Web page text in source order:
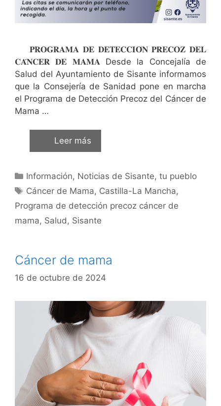
𝐏𝐑𝐎𝐆𝐑𝐀𝐌𝐀 𝐃𝐄 𝐃𝐄𝐓𝐄𝐂𝐂𝐈𝐎́𝐍 𝐏𝐑𝐄𝐂𝐎𝐙 𝐃𝐄𝐋
𝐂𝐀́𝐍𝐂𝐄𝐑 𝐃𝐄 𝐌𝐀𝐌𝐀 Desde la Concejalía de
Salud del Ayuntamiento de Sisante informamos
que la Consejería de Sanidad pone en marcha
el Programa de Detección Precoz del Cáncer de
Mama …
Leer más
Información, Noticias de Sisante, tu pueblo
Cáncer de Mama, Castilla-La Mancha,
Programa de detección precoz cáncer de
mama, Salud, Sisante
Cáncer de mama
16 de octubre de 2024